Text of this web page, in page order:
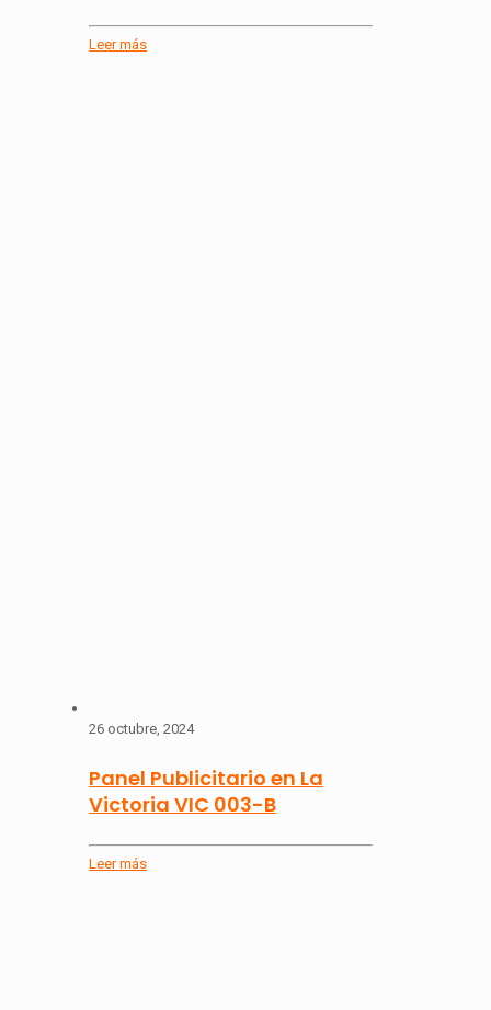
Leer más
26 octubre, 2024
Panel Publicitario en La
Victoria VIC 003-B
Leer más